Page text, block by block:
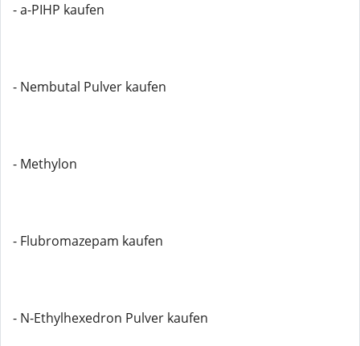
- a-PIHP kaufen
- Nembutal Pulver kaufen
- Methylon
- Flubromazepam kaufen
- N-Ethylhexedron Pulver kaufen